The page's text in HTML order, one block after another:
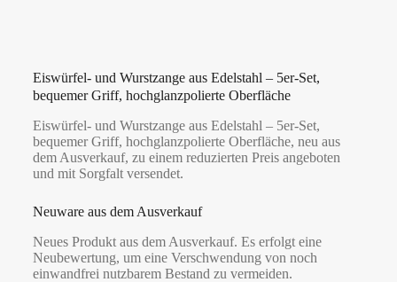
Eiswürfel- und Wurstzange aus Edelstahl – 5er-Set,
bequemer Griff, hochglanzpolierte Oberfläche
Eiswürfel- und Wurstzange aus Edelstahl – 5er-Set,
bequemer Griff, hochglanzpolierte Oberfläche, neu aus
dem Ausverkauf, zu einem reduzierten Preis angeboten
und mit Sorgfalt versendet.
Neuware aus dem Ausverkauf
Neues Produkt aus dem Ausverkauf. Es erfolgt eine
Neubewertung, um eine Verschwendung von noch
einwandfrei nutzbarem Bestand zu vermeiden.